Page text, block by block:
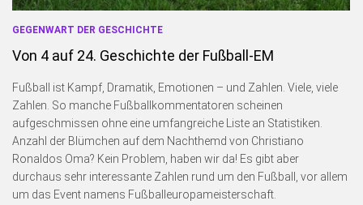
GEGENWART DER GESCHICHTE
Von 4 auf 24. Geschichte der Fußball-EM
Fußball ist Kampf, Dramatik, Emotionen – und Zahlen. Viele, viele
Zahlen. So manche Fußballkommentatoren scheinen
aufgeschmissen ohne eine umfangreiche Liste an Statistiken.
Anzahl der Blümchen auf dem Nachthemd von Christiano
Ronaldos Oma? Kein Problem, haben wir da! Es gibt aber
durchaus sehr interessante Zahlen rund um den Fußball, vor allem
um das Event namens Fußballeuropameisterschaft.